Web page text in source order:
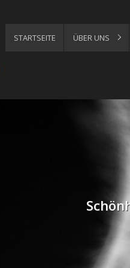
STARTSEITE ÜBER UNS